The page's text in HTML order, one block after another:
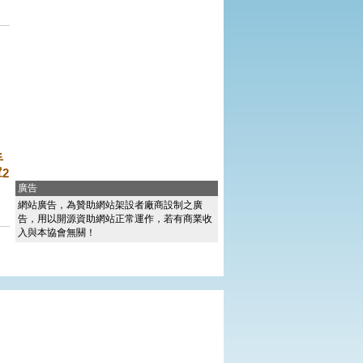
廣告
網站廣告，為贊助網站架設者廠商設制之廣
告，用以開源資助網站正常運作，若有商業收
入與本協會無關！